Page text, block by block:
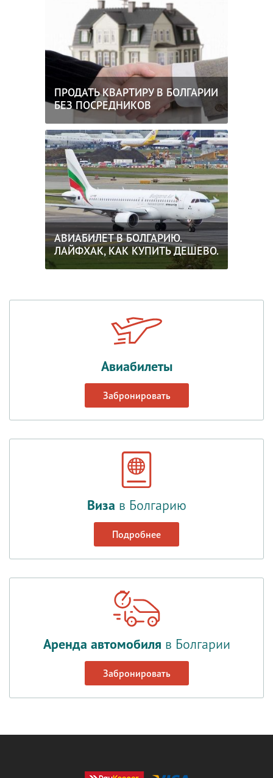
ПРОДАТЬ КВАРТИРУ В БОЛГАРИИ
БЕЗ ПОСРЕДНИКОВ
АВИАБИЛЕТ В БОЛГАРИЮ.
ЛАЙФХАК, КАК КУПИТЬ ДЕШЕВО.
Авиабилеты
Забронировать
Виза в Болгарию
Подробнее
Аренда автомобиля в Болгарии
Забронировать